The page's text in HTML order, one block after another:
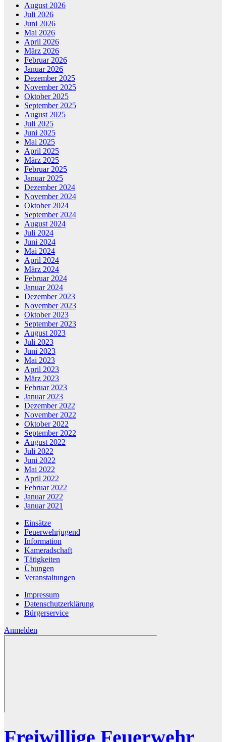
August 2026
Juli 2026
Juni 2026
Mai 2026
April 2026
März 2026
Februar 2026
Januar 2026
Dezember 2025
November 2025
Oktober 2025
September 2025
August 2025
Juli 2025
Juni 2025
Mai 2025
April 2025
März 2025
Februar 2025
Januar 2025
Dezember 2024
November 2024
Oktober 2024
September 2024
August 2024
Juli 2024
Juni 2024
Mai 2024
April 2024
März 2024
Februar 2024
Januar 2024
Dezember 2023
November 2023
Oktober 2023
September 2023
August 2023
Juli 2023
Juni 2023
Mai 2023
April 2023
März 2023
Februar 2023
Januar 2023
Dezember 2022
November 2022
Oktober 2022
September 2022
August 2022
Juli 2022
Juni 2022
Mai 2022
April 2022
Februar 2022
Januar 2022
Januar 2021
Einsätze
Feuerwehrjugend
Information
Kameradschaft
Tätigkeiten
Übungen
Veranstaltungen
Impressum
Datenschutzerklärung
Bürgerservice
Anmelden
Freiwillige Feuerwehr